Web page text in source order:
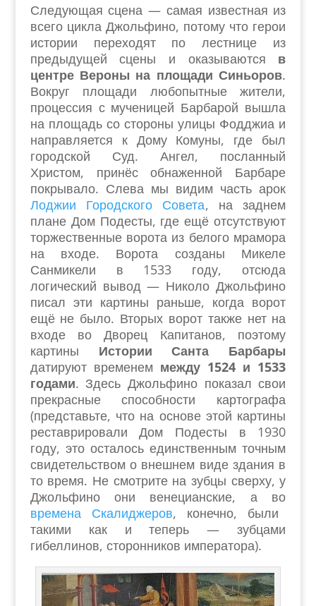
Следующая сцена — самая известная из
всего цикла Джольфино, потому что герои
истории переходят по лестнице из
предыдущей сцены и оказываются в
центре Вероны на площади Синьоров.
Вокруг площади любопытные жители,
процессия с мученицей Барбарой вышла
на площадь со стороны улицы Фодджиа и
направляется к Дому Комуны, где был
городской Суд. Ангел, посланный
Христом, принёс обнаженной Барбаре
покрывало. Слева мы видим часть арок
Лоджии Городского Совета, на заднем
плане Дом Подесты, где ещё отсутствуют
торжественные ворота из белого мрамора
на входе. Ворота созданы Микеле
Санмикели в 1533 году, отсюда
логический вывод — Николо Джольфино
писал эти картины раньше, когда ворот
ещё не было. Вторых ворот также нет на
входе во Дворец Капитанов, поэтому
картины Истории Санта Барбары
датируют временем между 1524 и 1533
годами. Здесь Джольфино показал свои
прекрасные способности картографа
(представьте, что на основе этой картины
реставрировали Дом Подесты в 1930
году, это осталось единственным точным
свидетельством о внешнем виде здания в
то время. Не смотрите на зубцы сверху, у
Джольфино они венецианские, а во
времена Скалиджеров, конечно, были
такими как и теперь — зубцами
гибеллинов, сторонников императора).